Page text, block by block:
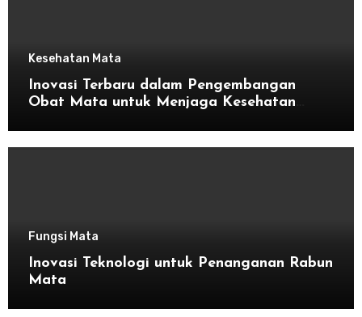
Kesehatan Mata
Inovasi Terbaru dalam Pengembangan
Obat Mata untuk Menjaga Kesehatan
Fungsi Mata
Inovasi Teknologi untuk Penanganan Rabun
Mata